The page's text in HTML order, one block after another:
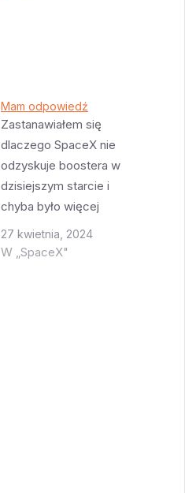
Mam odpowiedź
Zastanawiałem się
dlaczego SpaceX nie
odzyskuje boostera w
dzisiejszym starcie i
chyba było więcej
osób które to
interesowało bo
27 kwietnia, 2024
W „SpaceX"